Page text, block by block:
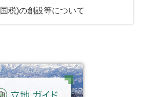
税)の創設等について